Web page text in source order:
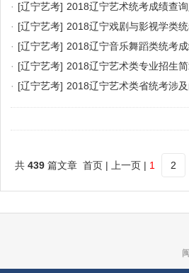
· [辽宁艺考] 2018辽宁艺术统考成绩查
· [辽宁艺考] 2018辽宁戏剧与影视学类
· [辽宁艺考] 2018辽宁音乐舞蹈类统考
· [辽宁艺考] 2018辽宁艺术类专业招生
· [辽宁艺考] 2018辽宁艺术类省统考涉
共 439 篇文章 首页 | 上一页 | 1 2